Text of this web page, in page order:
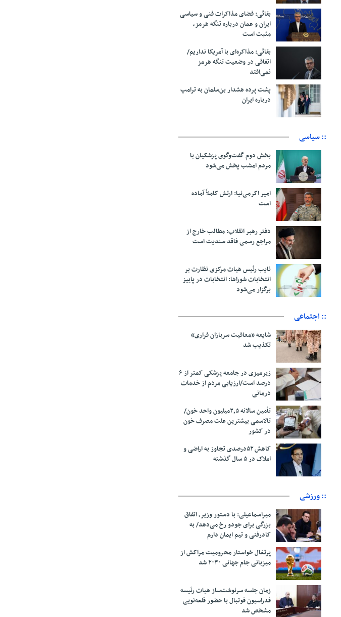
بقائی: فضای مذاکرات فنی و سیاسی
ایران و عمان درباره تنگه هرمز،
مثبت است
بقائی: مذاکره‌ای با آمریکا نداریم/
اتفاقی در وضعیت تنگه هرمز
نمی‌افتد
پشت پرده هشدار بن‌سلمان به ترامپ
درباره ایران
:: سیاسی
بخش دوم گفت‌وگوی پزشکیان با
مردم امشب پخش می‌شود
امیر اکرمی‌نیا: ارتش کاملاً آماده
است
دفتر رهبر انقلاب: مطالب خارج از
مراجع رسمی فاقد سندیت است
نایب رئیس هیات مرکزی نظارت بر
انتخابات شوراها: انتخابات در پاییز
برگزار می‌شود
:: اجتماعی
شایعه «معافیت سربازان فراری»
تکذیب شد
زیرمیزی در جامعه پزشکی کمتر از ۶
درصد است/ارزیابی مردم از خدمات
درمانی
تأمین سالانه ۲٫۵میلیون واحد خون/
تالاسمی بیشترین علت مصرف‌ خون
در کشور
کاهش ۵۲درصدی تجاوز به اراضی و
املاک در ۵ سال گذشته
:: ورزشی
میراسماعیلی: با دستور وزیر، اتفاق
بزرگی برای جودو رخ می‌دهد/ به
کادرفنی و تیم ایمان دارم
پرتغال خواستار محرومیت مراکش از
میزبانی جام جهانی ۲۰۳۰ شد
زمان جلسه سرنوشت‌ساز هیات رئیسه
فدراسیون فوتبال با حضور قلعه‌نویی
مشخص شد